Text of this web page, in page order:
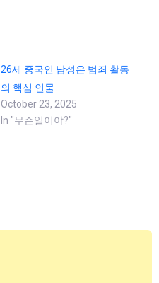
26세 중국인 남성은 범죄 활동
의 핵심 인물
October 23, 2025
In "무슨일이야?"